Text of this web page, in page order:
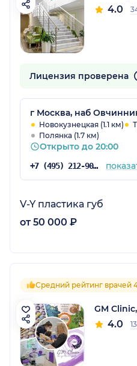
4.0
Лицензия проверена
г Москва, наб
Новокузнецкая (1.1 км)
Полянка (1.7 км)
Открыто до 20:00
+7 (495) 212-90-98
V-Y пластика губ
от 50 000 ₽
Средний рейтинг врачей
GM
4.0